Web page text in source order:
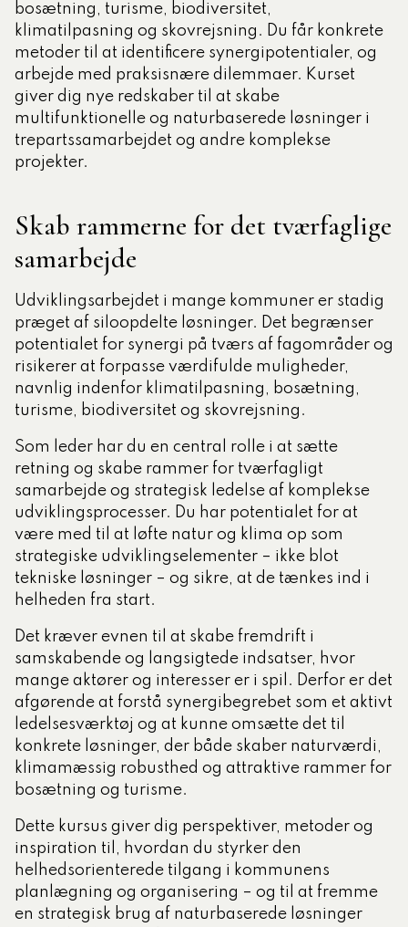
bosætning, turisme, biodiversitet,
klimatilpasning og skovrejsning. Du får konkrete
metoder til at identificere synergipotentialer, og
arbejde med praksisnære dilemmaer. Kurset
giver dig nye redskaber til at skabe
multifunktionelle og naturbaserede løsninger i
trepartssamarbejdet og andre komplekse
projekter.
Skab rammerne for det tværfaglige
samarbejde
Udviklingsarbejdet i mange kommuner er stadig
præget af siloopdelte løsninger. Det begrænser
potentialet for synergi på tværs af fagområder og
risikerer at forpasse værdifulde muligheder,
navnlig indenfor klimatilpasning, bosætning,
turisme, biodiversitet og skovrejsning.
Som leder har du en central rolle i at sætte
retning og skabe rammer for tværfagligt
samarbejde og strategisk ledelse af komplekse
udviklingsprocesser. Du har potentialet for at
være med til at løfte natur og klima op som
strategiske udviklingselementer – ikke blot
tekniske løsninger – og sikre, at de tænkes ind i
helheden fra start.
Det kræver evnen til at skabe fremdrift i
samskabende og langsigtede indsatser, hvor
mange aktører og interesser er i spil. Derfor er det
afgørende at forstå synergibegrebet som et aktivt
ledelsesværktøj og at kunne omsætte det til
konkrete løsninger, der både skaber naturværdi,
klimamæssig robusthed og attraktive rammer for
bosætning og turisme.
Dette kursus giver dig perspektiver, metoder og
inspiration til, hvordan du styrker den
helhedsorienterede tilgang i kommunens
planlægning og organisering – og til at fremme
en strategisk brug af naturbaserede løsninger